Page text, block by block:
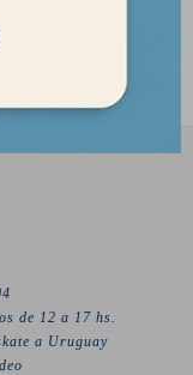
de 12 a 17 hs.
a Uruguay